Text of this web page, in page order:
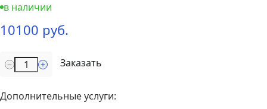
в наличии
10100 руб.
Заказать
Дополнительные услуги: